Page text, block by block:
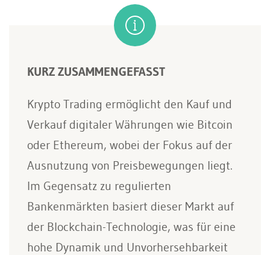
KURZ ZUSAMMENGEFASST
Krypto Trading ermöglicht den Kauf und
Verkauf digitaler Währungen wie Bitcoin
oder Ethereum, wobei der Fokus auf der
Ausnutzung von Preisbewegungen liegt.
Im Gegensatz zu regulierten
Bankenmärkten basiert dieser Markt auf
der Blockchain-Technologie, was für eine
hohe Dynamik und Unvorhersehbarkeit